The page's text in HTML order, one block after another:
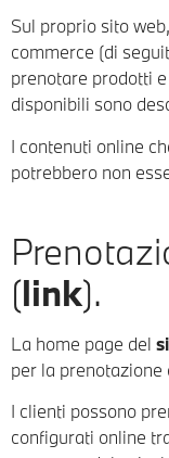
Sul proprio sito
commerce (di
prenotare prodotti
disponibili sono
I contenuti online
potrebbero non
(link).
La home page del
per la prenotazione
I clienti possono
configurati online